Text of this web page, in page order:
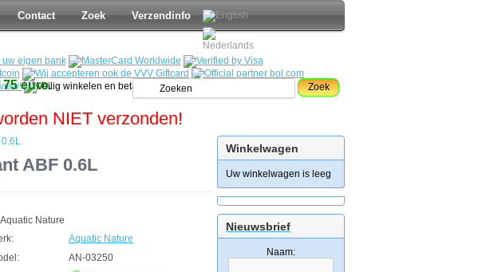
Contact Zoek Verzendinfo
euro. Zoek
NIET verzonden!
Winkelwagen
Uw winkelwagen is leeg
Nieuwsbrief
Naam:
0.6L
ABF 0.6L
Aquatic Nature
AN-03250